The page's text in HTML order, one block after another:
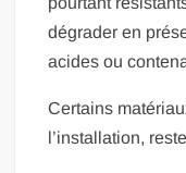
dégrader en
acides ou
Certains
l’installation,